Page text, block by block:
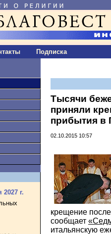
Подписка
г.
Тысячи
приняли
прибытия в
02.10.2015 10:57
крещение
сообщает
итальянскую